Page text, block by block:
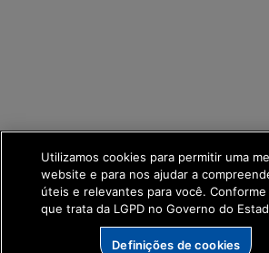
Utilizamos cookies para permitir uma
website e para nos ajudar a
úteis e relevantes para você.
que trata da LGPD no Governo do
Definições de cookies